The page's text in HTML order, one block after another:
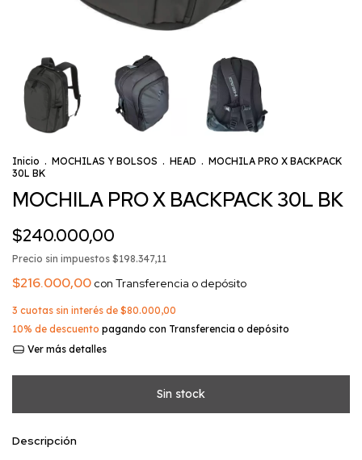
Inicio . MOCHILAS Y BOLSOS . HEAD . MOCHILA PRO X BACKPACK
30L BK
MOCHILA PRO X BACKPACK 30L BK
$240.000,00
Precio sin impuestos $198.347,11
$216.000,00 con Transferencia o depósito
3 cuotas sin interés de $80.000,00
10% de descuento pagando con Transferencia o depósito
Ver más detalles
Descripción